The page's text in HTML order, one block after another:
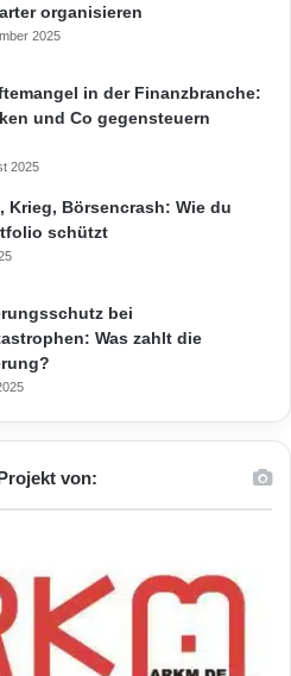
organisieren
2025
in der Finanzbranche:
und Co gegensteuern
2025
Krieg, Börsencrash: Wie du
schützt
bei
Was zahlt die
von: